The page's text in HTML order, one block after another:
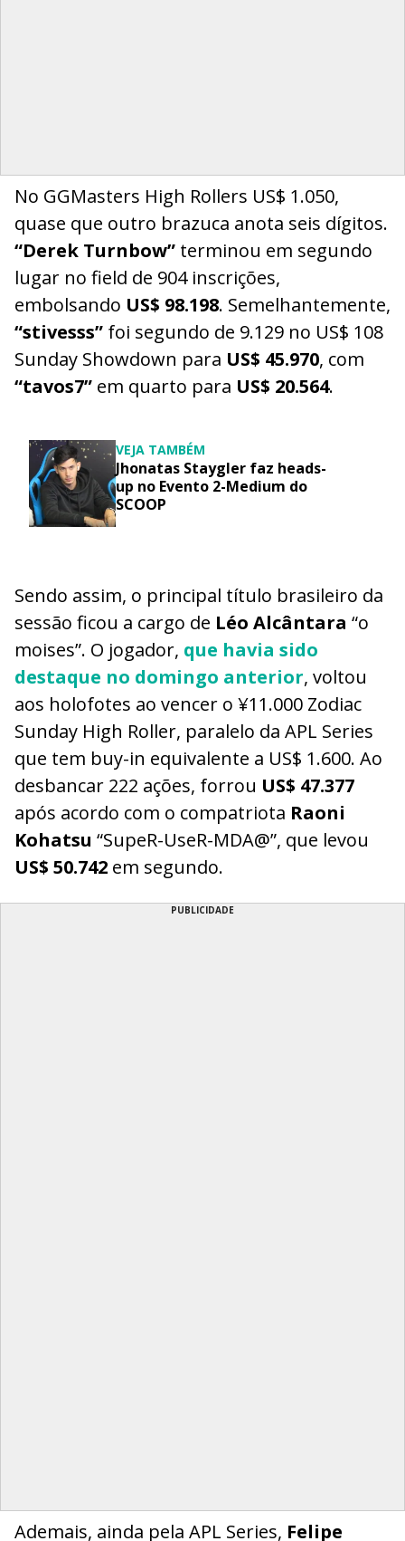
No GGMasters High Rollers US$ 1.050,
quase que outro brazuca anota seis dígitos.
“Derek Turnbow” terminou em segundo
lugar no field de 904 inscrições,
embolsando US$ 98.198. Semelhantemente,
“stivesss” foi segundo de 9.129 no US$ 108
Sunday Showdown para US$ 45.970, com
“tavos7” em quarto para US$ 20.564.
VEJA TAMBÉM
Jhonatas Staygler faz heads-
up no Evento 2-Medium do
SCOOP
Sendo assim, o principal título brasileiro da
sessão ficou a cargo de Léo Alcântara “o
moises”. O jogador, que havia sido
destaque no domingo anterior, voltou
aos holofotes ao vencer o ¥11.000 Zodiac
Sunday High Roller, paralelo da APL Series
que tem buy-in equivalente a US$ 1.600. Ao
desbancar 222 ações, forrou US$ 47.377
após acordo com o compatriota Raoni
Kohatsu “SupeR-UseR-MDA@”, que levou
US$ 50.742 em segundo.
PUBLICIDADE
Ademais, ainda pela APL Series, Felipe